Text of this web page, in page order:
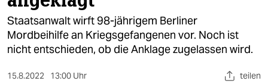
öko
gesellschaft
Staatsanwalt wirft 98-jährigem Berliner
Mordbeihilfe an Kriegsgefangenen vor. Noch ist
nicht entschieden, ob die Anklage zugelassen wird.
15.8.2022 13:00 Uhr teilen